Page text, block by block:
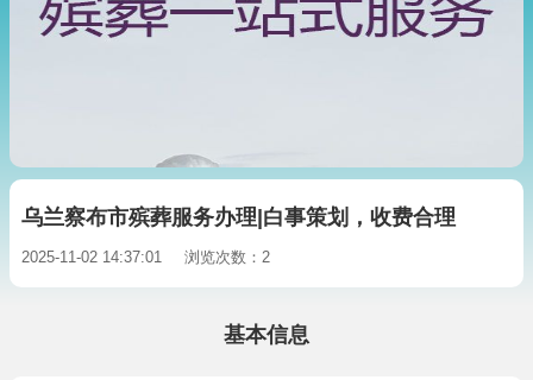
乌兰察布市殡葬服务办理|白事策划，收费合理
2025-11-02 14:37:01 浏览次数：2
基本信息